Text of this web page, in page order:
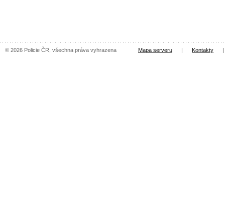
© 2026 Policie ČR, všechna práva vyhrazena Mapa serveru | Kontakty |